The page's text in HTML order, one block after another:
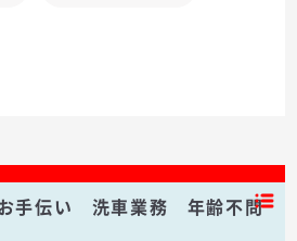
手伝い 洗車業務 年齢不問